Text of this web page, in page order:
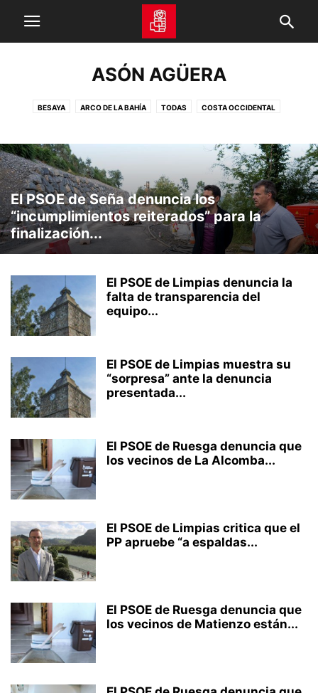
ASÓN AGÜERA
BESAYA ARCO DE LA BAHÍA TODAS COSTA OCCIDENTAL
ASÓN AGÜERA COSTA ORIENTAL
El PSOE de Seña denuncia los
“incumplimientos reiterados” para la
finalización...
El PSOE de Limpias denuncia la
falta de transparencia del
equipo...
El PSOE de Limpias muestra su
“sorpresa” ante la denuncia
presentada...
El PSOE de Ruesga denuncia que
los vecinos de La Alcomba...
El PSOE de Limpias critica que el
PP apruebe “a espaldas...
El PSOE de Ruesga denuncia que
los vecinos de Matienzo están...